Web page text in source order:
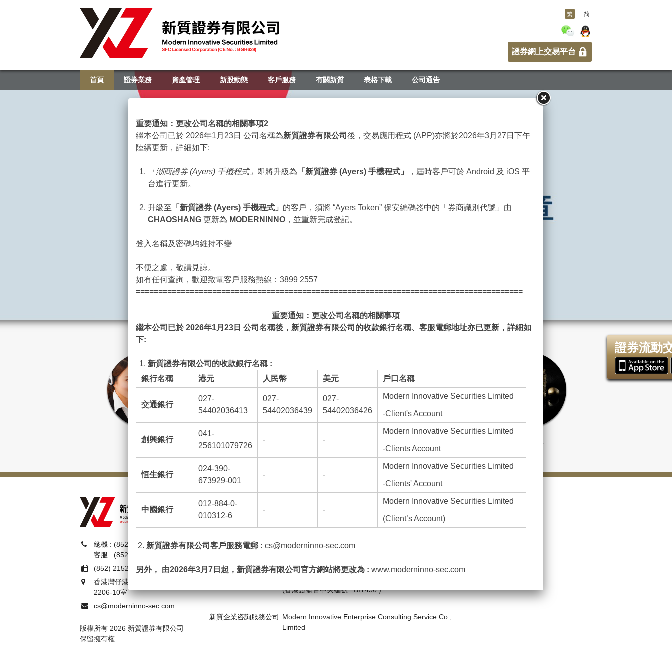
繁 简
證券網上交易平台
首頁 證券業務 資產管理 新股動態 客戶服務 有關新質 表格下載 公司通告
證券流動
客戶服務 產品服務 程式下載 資產管理
總機 : (852) 3899 2599
客服 : (852) 3899 2557
(852) 2152 0878
香港灣仔港灣道26號華潤大廈
2206-10室
cs@moderninno-sec.com
版權所有 2026 新質證券有限公司
保留擁有權
公司集團
新質證券有限公司
Modern Innovative Securities Limited
(香港證監會中央編號 : BIY456 )
新質企業咨詢服務公司
Modern Innovative Enterprise Consulting Service Co.,
Limited
重要通知：更改公司名稱的相關事項2
繼本公司已於 2026年1月23日 公司名稱為新質證券有限公司 後，交易應用程式 (APP)亦將於2026年3月27日下午
陸續更新，詳細如下:
「潮商證券(Ayers) 手機程式」 即將升級為 「新質證券 (Ayers) 手機程式」
，屆時客戶可於 Android 及 iOS 平
台進行更新。
升級至 「新質證券 (Ayers) 手機程式」 的客戶，須將 “Ayers Token” 保安編碼器中的「券商識別代號」由
CHAOSHANG 更新為 MODERNINNO ，並重新完成登記。
登入名稱及密碼均維持不變
不便之處，敬請見諒。
如有任何查詢，歡迎致電客戶服務熱線：3899 2557
======================================================================================
重要通知：更改公司名稱的相關事項
繼本公司已於 2026年1月23 日 公司名稱後，新質證券有限公司的收款銀行名稱、客服電郵地址亦已更新，詳細如
下:
新質證券有限公司的收款銀行名稱 :
銀行名稱
港元 人民幣 美元 戶口名稱
交通銀行
027-
54402036413
027-
54402036439
027-
54402036426
Modern Innovative Securities Limited
-Client's Account
創興銀行
041-
256101079726
- -
Modern Innovative Securities Limited
-Clients Account
恒生銀行
024-390-
673929-001
- -
Modern Innovative Securities Limited
-Clients' Account
中國銀行
012-884-0-
010312-6
- -
Modern Innovative Securities Limited
(Client’s Account)
2. 新質證券有限公司客戶服務電郵 : cs@moderninno-sec.com
另外， 由2026年3月7 日起，新質證券有限公司官方網站將更改為 : www.moderninno-sec.com
除以上更改外，本公司的銀行帳戶號碼、公司地址及聯絡電話均維持不變，所有日常業務將如常進行，不會受到任
何影響。
不便之處，敬請見諒。
如有任何查詢，歡迎致電客戶服務熱線：3899 2557